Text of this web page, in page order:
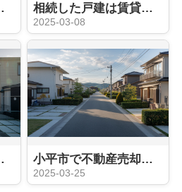
ップをご紹介 相続した戸建は賃貸が得か損か？小平市の賃貸市場を解説
2025-03-08
容をご紹介 小平市で不動産売却の好機はいつ？売却のベストタイミングを解説
2025-03-25